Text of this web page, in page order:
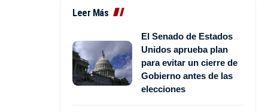
Leer Más
El Senado de Estados
Unidos aprueba plan
para evitar un cierre de
Gobierno antes de las
elecciones